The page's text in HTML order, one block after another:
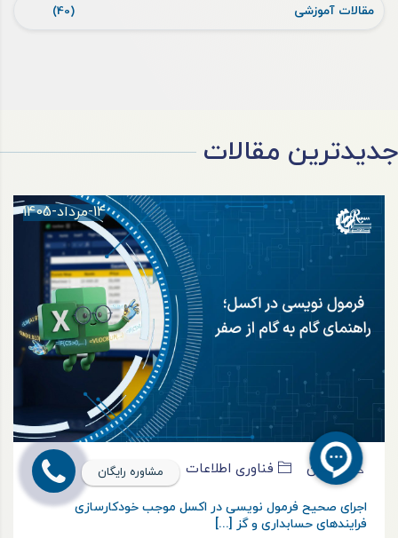
مقالات آموزشی (40)
جدیدترین مقالات
14-مرداد-1405
رادمان فناوری اطلاعات
اجرای صحیح فرمول نویسی در اکسل موجب خودکارسازی
فرایندهای حسابداری و گز [...]
مشاوره رایگان